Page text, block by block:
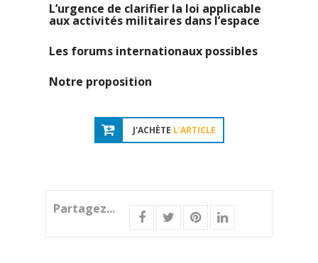
L’urgence de clarifier la loi applicable
aux activités militaires dans l’espace
Les forums internationaux possibles
Notre proposition
J'ACHÈTE L'ARTICLE
Partagez...